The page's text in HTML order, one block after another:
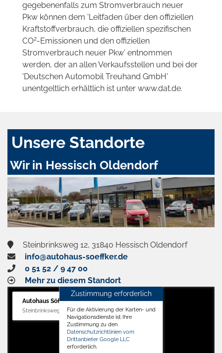
gegebenenfalls zum Stromverbrauch neuer
Pkw können dem 'Leitfaden über den offiziellen
Kraftstoffverbrauch, die offiziellen spezifischen
CO2-Emissionen und den offiziellen
Stromverbrauch neuer Pkw' entnommen
werden, der an allen Verkaufsstellen und bei der
'Deutschen Automobil Treuhand GmbH'
unentgeltlich erhältlich ist unter www.dat.de.
Unsere Standorte
Wir in Hessisch Oldendorf
Steinbrinksweg 12, 31840 Hessisch Oldendorf
info@autohaus-soeffker.de
0 51 52 / 9 47 00
Mehr zu diesem Standort
Autohaus Söffker GmbH
Steinbrinksweg 12, 31840 Hessisch Oldendorf
Zustimmung erforderlich
Für die Aktivierung der Karten- und
Navigationsdienste ist Ihre
Zustimmung zu den
Datenschutzrichtlinien vom
Drittanbieter Google LLC
erforderlich.